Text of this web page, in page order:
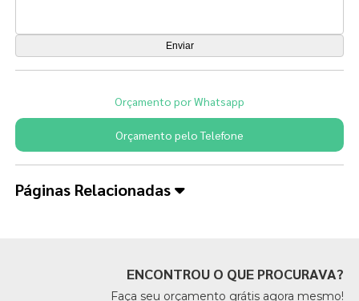
Orçamento por Whatsapp
Orçamento pelo Telefone
Páginas Relacionadas
ENCONTROU O QUE PROCURAVA?
Faça seu orçamento grátis agora mesmo!